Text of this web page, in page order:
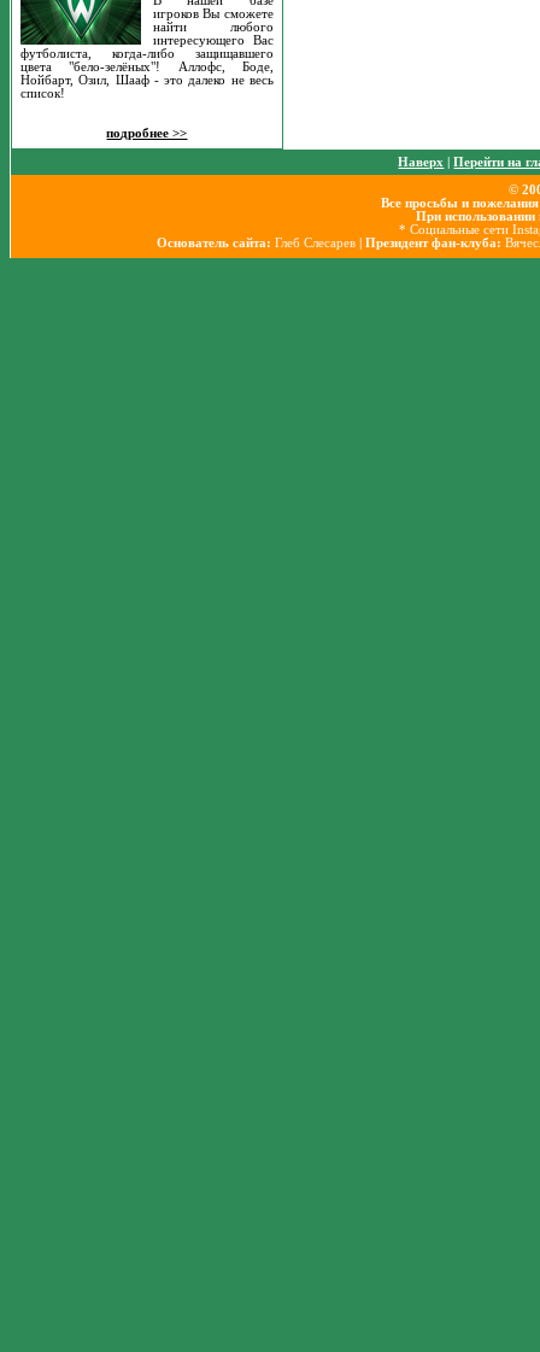
игроков Вы сможете
найти любого
интересующего Вас
футболиста, когда-либо защищавшего
цвета "бело-зелёных"! Аллофс, Боде,
Нойбарт, Озил, Шааф - это далеко не весь
список!
подробнее >>
Наверх |Перейти на
©
Все просьбы и
При использовании
* Социальные сети
Основатель сайта: Глеб Слесарев | Президент фан-клуба: